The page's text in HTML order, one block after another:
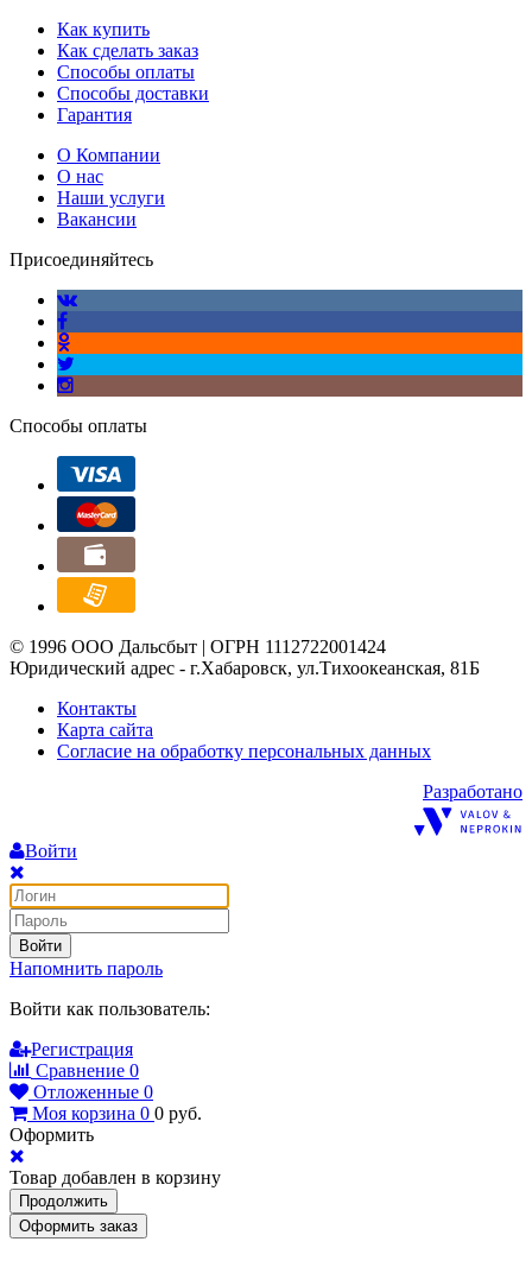
Как купить
Как сделать заказ
Способы оплаты
Способы доставки
Гарантия
О Компании
О нас
Наши услуги
Вакансии
Присоединяйтесь
Способы оплаты
© 1996 ООО Дальсбыт | ОГРН 1112722001424
Юридический адрес - г.Хабаровск, ул.Тихоокеанская, 81Б
Контакты
Карта сайта
Согласие на обработку персональных данных
Разработано
Войти
Войти
Напомнить пароль
Войти как пользователь:
Регистрация
Сравнение 0
Отложенные 0
Моя корзина 0 0 руб.
Оформить
Товар добавлен в корзину
Продолжить
Оформить заказ